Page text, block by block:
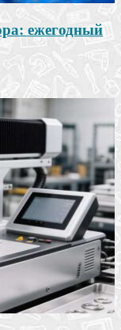
ежегодный